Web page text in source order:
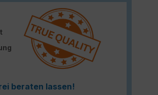
beraten lassen!